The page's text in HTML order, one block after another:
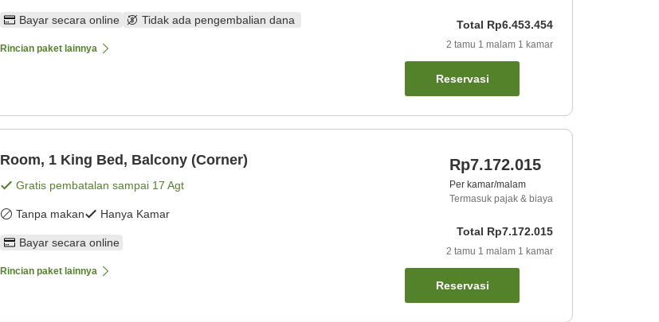
Bayar secara online Tidak ada pengembalian dana
Rincian paket lainnya
Total Rp6.453.454
2 tamu 1 malam 1 kamar
Reservasi
Room, 1 King Bed, Balcony (Corner)
Gratis pembatalan sampai 17 Agt
Tanpa makan Hanya Kamar
Bayar secara online
Rincian paket lainnya
Rp7.172.015
Per kamar/malam
Termasuk pajak & biaya
Total Rp7.172.015
2 tamu 1 malam 1 kamar
Reservasi